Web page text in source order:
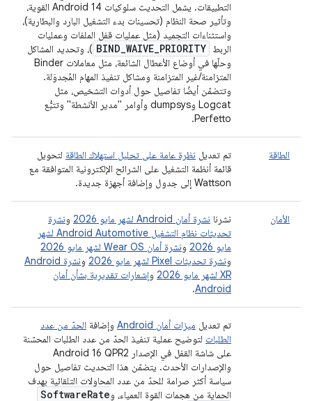
التطبيقات. يشمل التحديث سلوكيات Android 14 القوية،
وتأثير صحة النظام (تحسينات بدء التشغيل البارد والبطارية)،
واستثناءات التجميد (مثل عمليات قفل الملفات وعمليات
الربط
BIND_WAIVE_PRIORITY
)، وتحديد المشاكل
وحلّها في أوضاع الأعطال الشائعة، مثل معاملات Binder
المتزامنة/غير المتزامنة ومشاكل تنفيذ المهام المُجدوَلة.
وتتضمّن أيضًا تفاصيل حول أدوات التشخيص، مثل
Logcat وdumpsys وأوامر "مدير الأنشطة" وتتبُّع
Perfetto.
الطاقة تم تعديل نظرة عامة على تحليل استهلاك الطاقة لتحويل
قائمة أنظمة التشغيل على الشرائح الإلكترونية المتوافقة مع
Wattson إلى جدول وإضافة أجهزة جديدة.
الأمان نشرنا نشرة أمان Android لشهر مايو 2026 ونشرة
تحديثات نظام التشغيل Android Automotive لشهر
مايو 2026
ونشرة أمان Wear OS لشهر مايو 2026
ونشرة تحديثات Pixel لشهر مايو 2026 و
نشرة Android
XR لشهر مايو 2026
وإشعارات تقديرية بشأن أمان
Android
.
تم تعديل ميزات أمان Android وإضافة الحدّ من عدد
الطلبات لتوضيح عملية تنفيذ الحدّ من عدد الطلبات المحسّنة
على شاشة القفل في الإصدار Android 16 QPR2
والإصدارات الأحدث. يتضمّن هذا التحديث تفاصيل حول
سياسة أكثر صرامة للحدّ من عدد المحاولات التلقائية بهدف
الحماية من هجمات القوة العمياء، و
SoftwareRate